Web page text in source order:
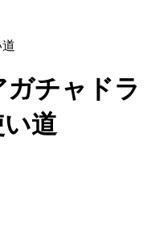
ガチャドラ
道